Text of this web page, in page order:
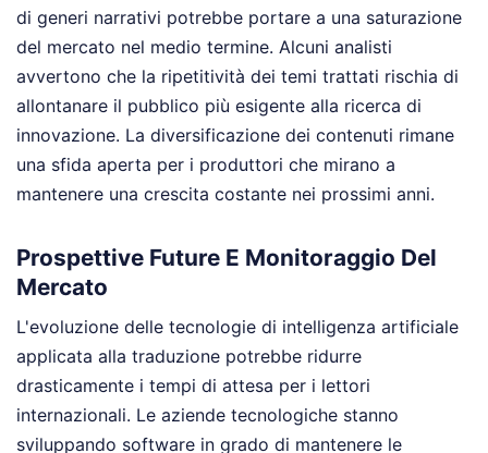
di generi narrativi potrebbe portare a una saturazione
del mercato nel medio termine. Alcuni analisti
avvertono che la ripetitività dei temi trattati rischia di
allontanare il pubblico più esigente alla ricerca di
innovazione. La diversificazione dei contenuti rimane
una sfida aperta per i produttori che mirano a
mantenere una crescita costante nei prossimi anni.
Prospettive Future E Monitoraggio Del
Mercato
L'evoluzione delle tecnologie di intelligenza artificiale
applicata alla traduzione potrebbe ridurre
drasticamente i tempi di attesa per i lettori
internazionali. Le aziende tecnologiche stanno
sviluppando software in grado di mantenere le